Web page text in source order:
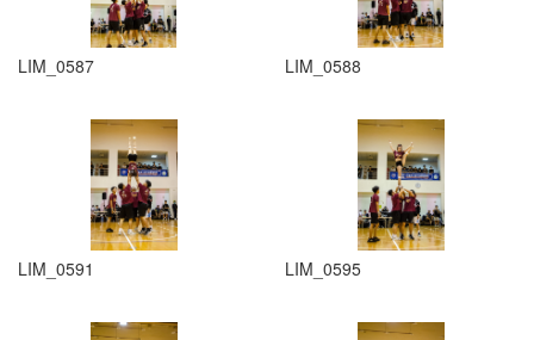
LIM_0587 LIM_0588
LIM_0591 LIM_0595